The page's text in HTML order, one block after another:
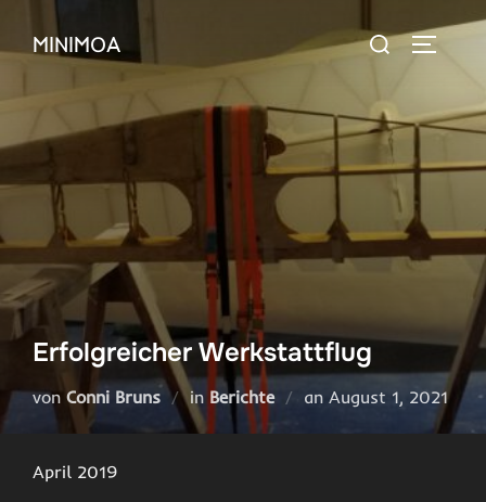
InhaltMINIMOA
Suchen
Erfolgreicher Werkstattflug
von Conni Bruns in Berichte an Veröffentlicht
August 1, 2021
April 2019